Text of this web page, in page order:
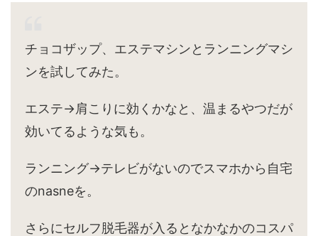
チョコザップ、エステマシンとランニングマシ
ンを試してみた。
エステ→肩こりに効くかなと、温まるやつだが
効いてるような気も。
ランニング→テレビがないのでスマホから自宅
のnasneを。
さらにセルフ脱毛器が入るとなかなかのコスパ